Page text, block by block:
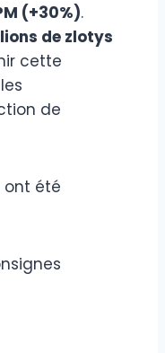
(+30%).
de zlotys
cette
de
ont été